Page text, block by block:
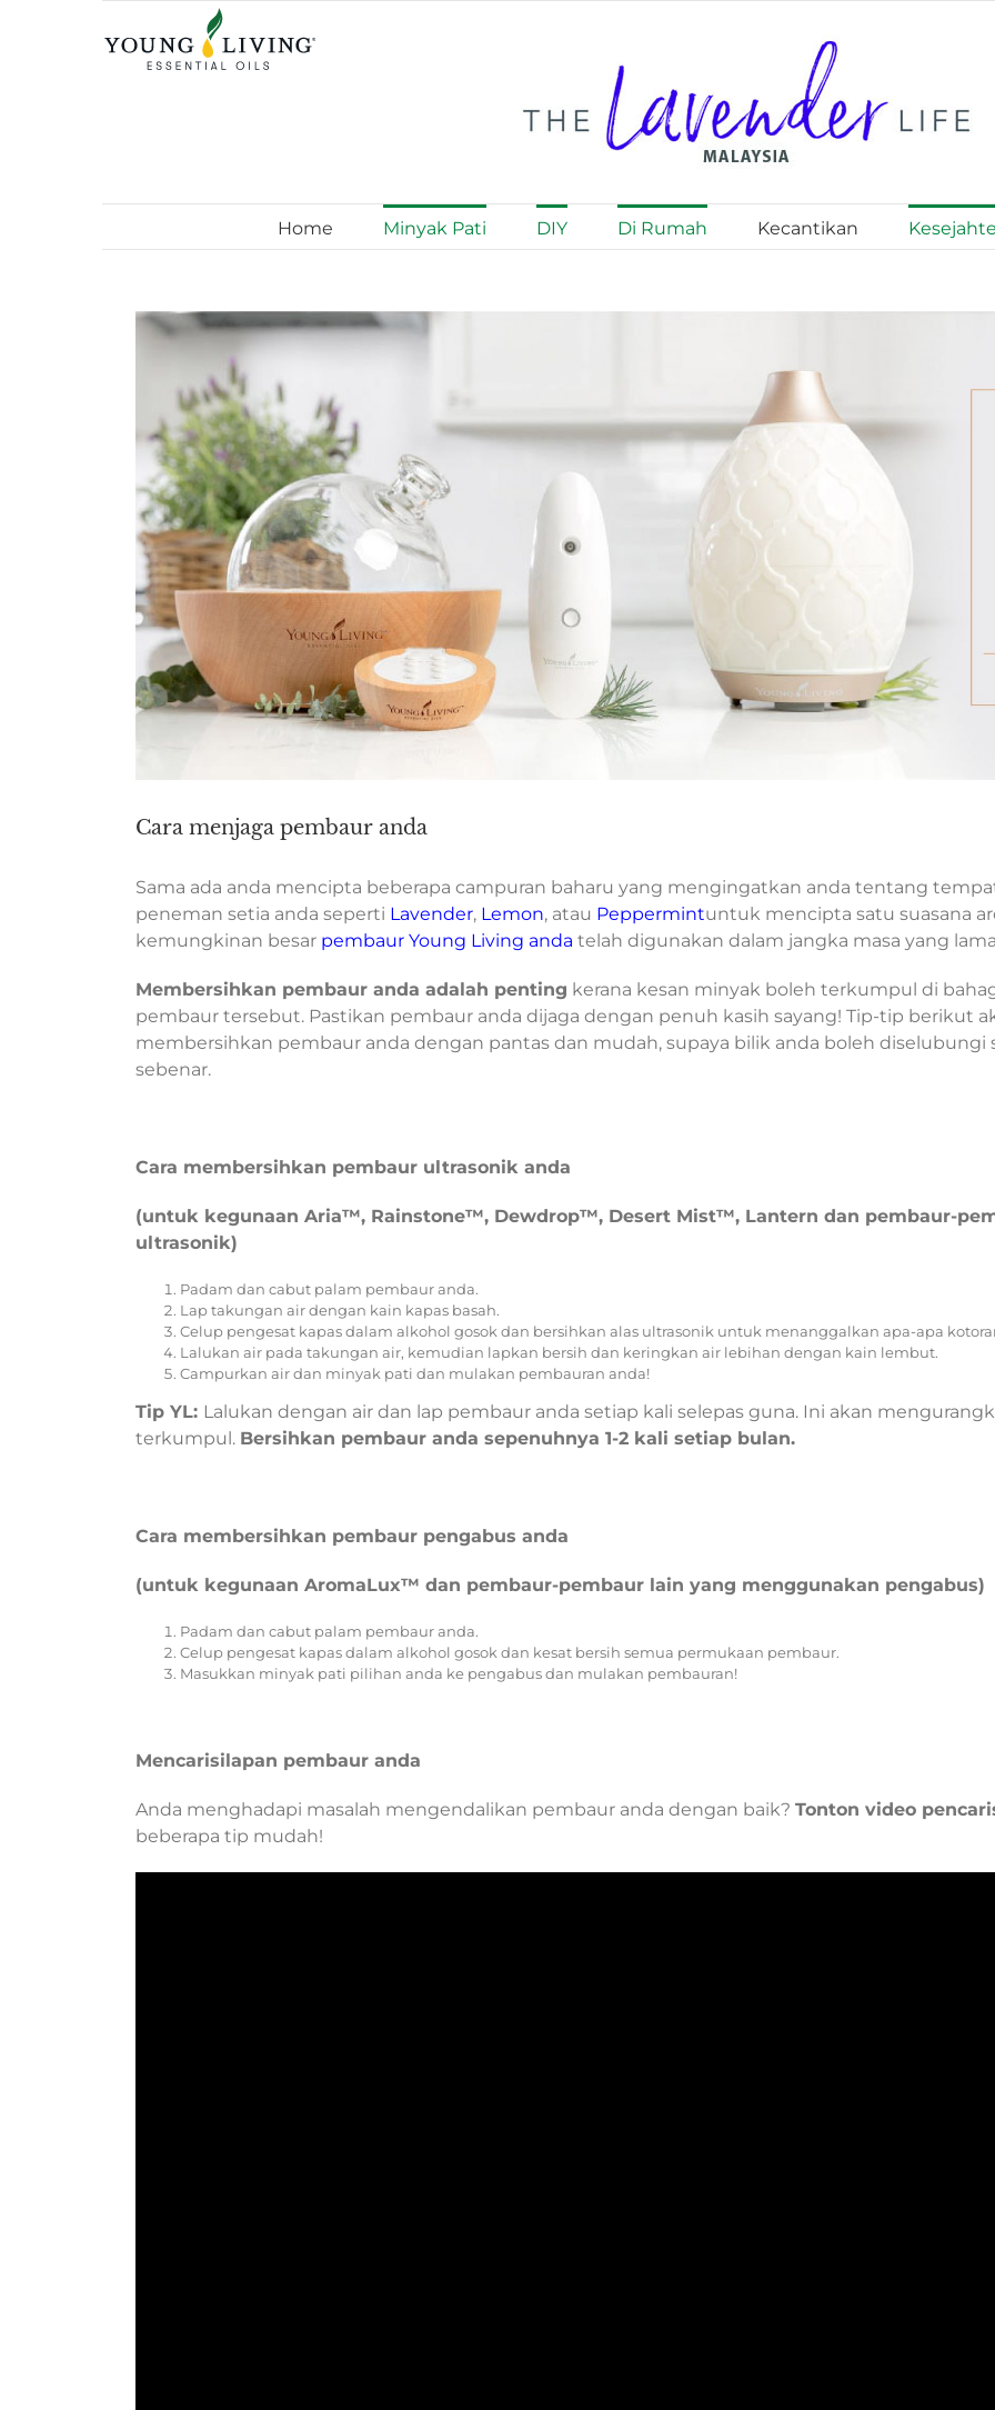
Home Minyak Pati DIY Di Rumah Kecantikan
View
Cara menjaga pembaur anda
Sama ada anda mencipta beberapa campuran baharu yang mengingatkan anda tentang
peneman setia anda seperti Lavender, Lemon, atau Peppermintuntuk mencipta satu suasana
kemungkinan besar pembaur Young Living anda telah digunakan dalam jangka masa yang
Membersihkan pembaur anda adalah penting kerana kesan minyak boleh terkumpul di
pembaur tersebut. Pastikan pembaur anda dijaga dengan penuh kasih sayang! Tip-tip berikut
membersihkan pembaur anda dengan pantas dan mudah, supaya bilik anda boleh
sebenar.
Cara membersihkan pembaur ultrasonik anda
(untuk kegunaan Aria™, Rainstone™, Dewdrop™, Desert Mist™, Lantern dan pembaur-
ultrasonik)
Padam dan cabut palam pembaur anda.
Lap takungan air dengan kain kapas basah.
Celup pengesat kapas dalam alkohol gosok dan bersihkan alas ultrasonik untuk menanggalkan apa-apa
Lalukan air pada takungan air, kemudian lapkan bersih dan keringkan air lebihan dengan kain lembut.
Campurkan air dan minyak pati dan mulakan pembauran anda!
Tip YL: Lalukan dengan air dan lap pembaur anda setiap kali selepas guna. Ini akan
terkumpul. Bersihkan pembaur anda sepenuhnya 1-2 kali setiap bulan.
Cara membersihkan pembaur pengabus anda
(untuk kegunaan AromaLux™ dan pembaur-pembaur lain yang menggunakan pengabus)
Padam dan cabut palam pembaur anda.
Celup pengesat kapas dalam alkohol gosok dan kesat bersih semua permukaan pembaur.
Masukkan minyak pati pilihan anda ke pengabus dan mulakan pembauran!
Mencarisilapan pembaur anda
Anda menghadapi masalah mengendalikan pembaur anda dengan baik? Tonton video
beberapa tip mudah!